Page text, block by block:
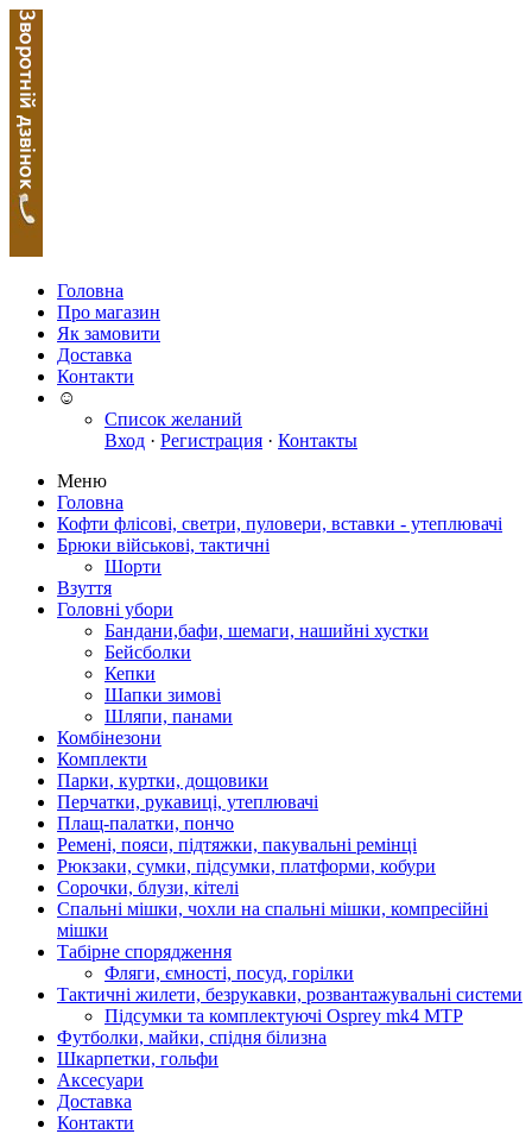
Головна
Про магазин
Як замовити
Доставка
Контакти
☺
Список желаний
Вход · Регистрация · Контакты
Меню
Головна
Кофти флісові, светри, пуловери, вставки - утеплювачі
Брюки військові, тактичні
Шорти
Взуття
Головні убори
Бандани,бафи, шемаги, нашийні хустки
Бейсболки
Кепки
Шапки зимові
Шляпи, панами
Комбінезони
Комплекти
Парки, куртки, дощовики
Перчатки, рукавиці, утеплювачі
Плащ-палатки, пончо
Ремені, пояси, підтяжки, пакувальні ремінці
Рюкзаки, сумки, підсумки, платформи, кобури
Сорочки, блузи, кітелі
Спальні мішки, чохли на спальні мішки, компресійні
мішки
Табірне спорядження
Фляги, ємності, посуд, горілки
Тактичні жилети, безрукавки, розвантажувальні системи
Підсумки та комплектуючі Osprey mk4 MTP
Футболки, майки, спідня білизна
Шкарпетки, гольфи
Аксесуари
Доставка
Контакти